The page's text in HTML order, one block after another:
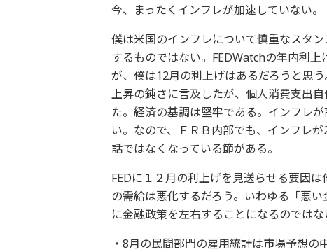
今、まったくインフレが加速していない。
僕は米国のインフレについて慎重なスタ
するものではない。FEDWatchの年内利
が、僕は12月の利上げはあるだろうと思
上昇の鈍さに言及したが、個人消費支出
た。経済の基調は堅牢である。インフレ
い。なので、ＦＲＢ内部でも、インフレ
話ではなくなっている節がある。
FEDに１２月の利上げを見送らせる要因
の需給は悪化するだろう。いわゆる「悪
に金融政策を左右することになるのではな
・8月の民間部門の雇用統計は市場予想の